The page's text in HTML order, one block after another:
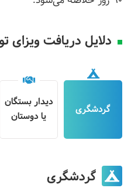
دلایل دریافت ویزای
گردشگری
دیدار بستگان
یا دوستان
گردشگری